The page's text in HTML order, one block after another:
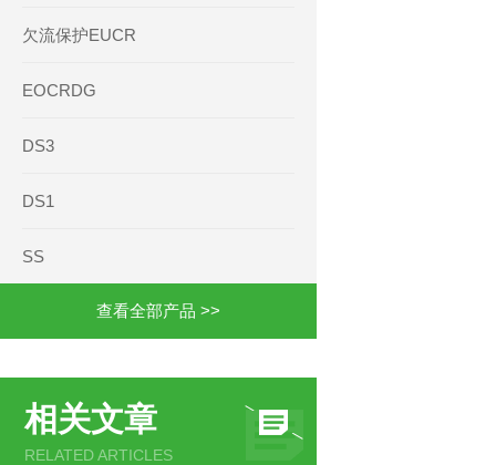
欠流保护EUCR
EOCRDG
DS3
DS1
SS
查看全部产品 >>
相关文章
RELATED ARTICLES